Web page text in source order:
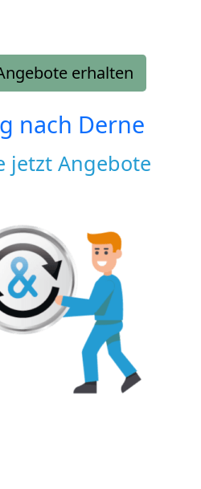
erhalten
nach Derne
jetzt Angebote